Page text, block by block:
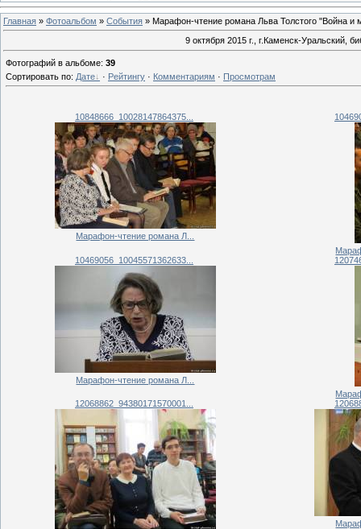
Главная » Фотоальбом » События » Марафон-чтение романа Льва Толстого "Война и
9 октября 2015 г., г.Каменск-
Фотографий в альбоме: 39
Сортировать по: Дате · Рейтингу · Комментариям · Просмотрам
10848666_10028147864375...
Марафон-чтение романа Л...
10469056_10045571362633...
Марафон-чтение романа Л...
12068862_94380171570001...